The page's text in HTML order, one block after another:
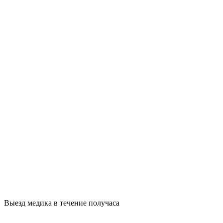
Выезд медика в течение получаса